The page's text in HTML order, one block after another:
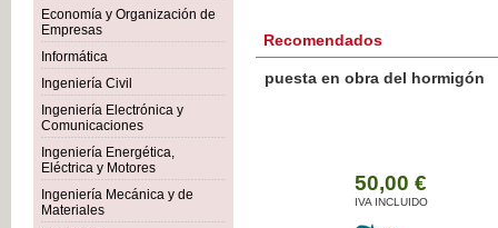
Economía y Organización de
Empresas
Informática
Ingeniería Civil
Ingeniería Electrónica y
Comunicaciones
Ingeniería Energética,
Eléctrica y Motores
Ingeniería Mecánica y de
Materiales
Recomendados
Botánica Agroalimentaria